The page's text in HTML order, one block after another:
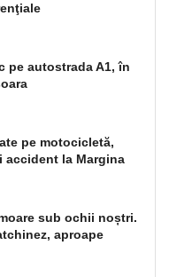
pe autostrada A1, în
pe motocicletă,
accident la Margina
sub ochii noștri.
aproape